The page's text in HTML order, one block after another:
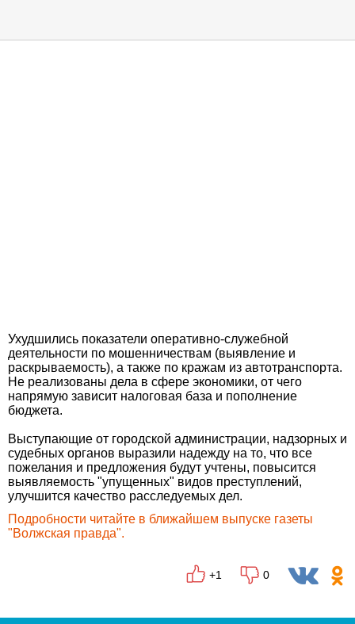
Ухудшились показатели оперативно-служебной
деятельности по мошенничествам (выявление и
раскрываемость), а также по кражам из автотранспорта.
Не реализованы дела в сфере экономики, от чего
напрямую зависит налоговая база и пополнение
бюджета.
Выступающие от городской администрации, надзорных и
судебных органов выразили надежду на то, что все
пожелания и предложения будут учтены, повысится
выявляемость "упущенных" видов преступлений,
улучшится качество расследуемых дел.
Подробности читайте в ближайшем выпуске газеты
"Волжская правда".
+1 0